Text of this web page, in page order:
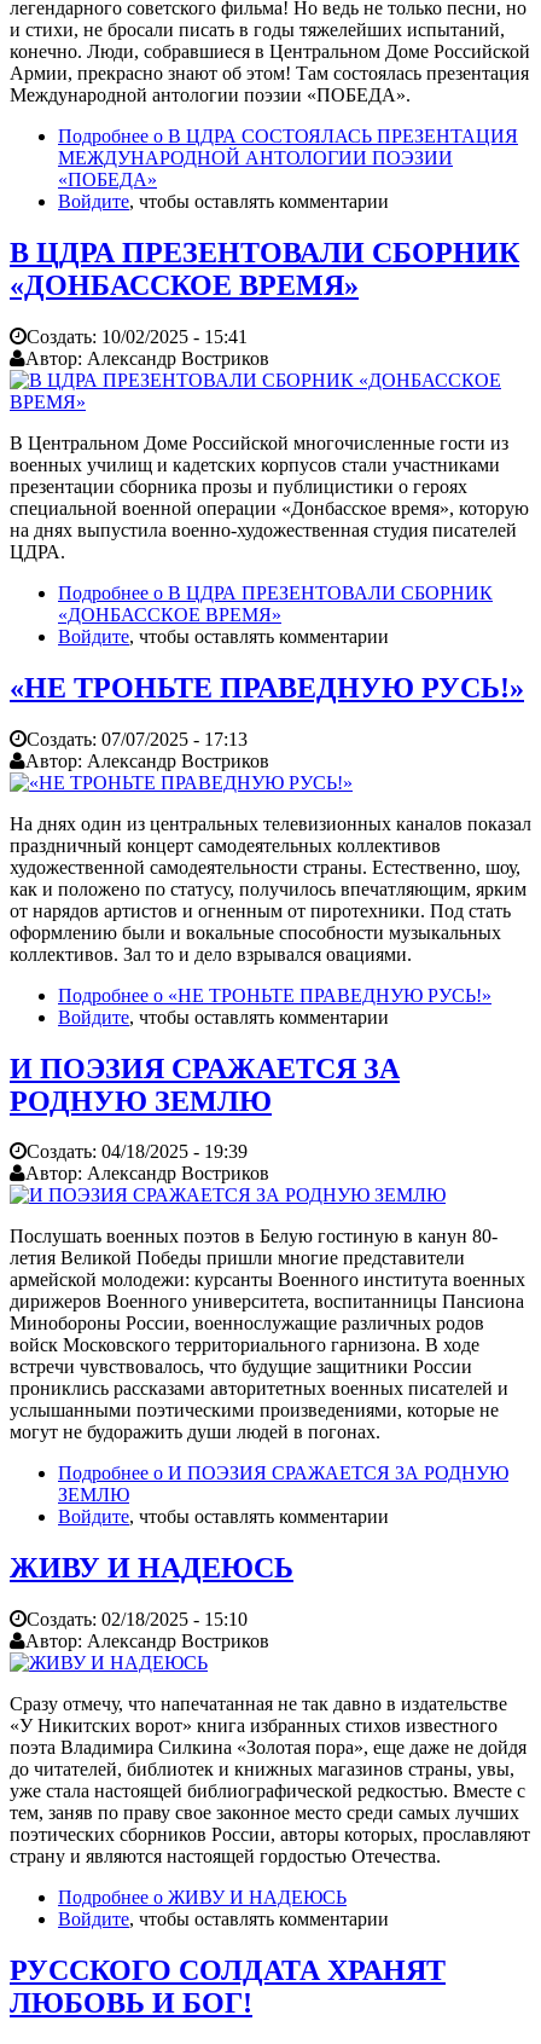
легендарного советского фильма! Но ведь не только песни, но
и стихи, не бросали писать в годы тяжелейших испытаний,
конечно. Люди, собравшиеся в Центральном Доме Российской
Армии, прекрасно знают об этом! Там состоялась презентация
Международной антологии поэзии «ПОБЕДА».
Подробнее о В ЦДРА СОСТОЯЛАСЬ ПРЕЗЕНТАЦИЯ
МЕЖДУНАРОДНОЙ АНТОЛОГИИ ПОЭЗИИ
«ПОБЕДА»
Войдите, чтобы оставлять комментарии
В ЦДРА ПРЕЗЕНТОВАЛИ СБОРНИК
«ДОНБАССКОЕ ВРЕМЯ»
Создать: 10/02/2025 - 15:41
Автор: Александр Востриков
В Центральном Доме Российской многочисленные гости из
военных училищ и кадетских корпусов стали участниками
презентации сборника прозы и публицистики о героях
специальной военной операции «Донбасское время», которую
на днях выпустила военно-художественная студия писателей
ЦДРА.
Подробнее о В ЦДРА ПРЕЗЕНТОВАЛИ СБОРНИК
«ДОНБАССКОЕ ВРЕМЯ»
Войдите, чтобы оставлять комментарии
«НЕ ТРОНЬТЕ ПРАВЕДНУЮ РУСЬ!»
Создать: 07/07/2025 - 17:13
Автор: Александр Востриков
На днях один из центральных телевизионных каналов показал
праздничный концерт самодеятельных коллективов
художественной самодеятельности страны. Естественно, шоу,
как и положено по статусу, получилось впечатляющим, ярким
от нарядов артистов и огненным от пиротехники. Под стать
оформлению были и вокальные способности музыкальных
коллективов. Зал то и дело взрывался овациями.
Подробнее о «НЕ ТРОНЬТЕ ПРАВЕДНУЮ РУСЬ!»
Войдите, чтобы оставлять комментарии
И ПОЭЗИЯ СРАЖАЕТСЯ ЗА
РОДНУЮ ЗЕМЛЮ
Создать: 04/18/2025 - 19:39
Автор: Александр Востриков
Послушать военных поэтов в Белую гостиную в канун 80-
летия Великой Победы пришли многие представители
армейской молодежи: курсанты Военного института военных
дирижеров Военного университета, воспитанницы Пансиона
Минобороны России, военнослужащие различных родов
войск Московского территориального гарнизона. В ходе
встречи чувствовалось, что будущие защитники России
прониклись рассказами авторитетных военных писателей и
услышанными поэтическими произведениями, которые не
могут не будоражить души людей в погонах.
Подробнее о И ПОЭЗИЯ СРАЖАЕТСЯ ЗА РОДНУЮ
ЗЕМЛЮ
Войдите, чтобы оставлять комментарии
ЖИВУ И НАДЕЮСЬ
Создать: 02/18/2025 - 15:10
Автор: Александр Востриков
Сразу отмечу, что напечатанная не так давно в издательстве
«У Никитских ворот» книга избранных стихов известного
поэта Владимира Силкина «Золотая пора», еще даже не дойдя
до читателей, библиотек и книжных магазинов страны, увы,
уже стала настоящей библиографической редкостью. Вместе с
тем, заняв по праву свое законное место среди самых лучших
поэтических сборников России, авторы которых, прославляют
страну и являются настоящей гордостью Отечества.
Подробнее о ЖИВУ И НАДЕЮСЬ
Войдите, чтобы оставлять комментарии
РУССКОГО СОЛДАТА ХРАНЯТ
ЛЮБОВЬ И БОГ!